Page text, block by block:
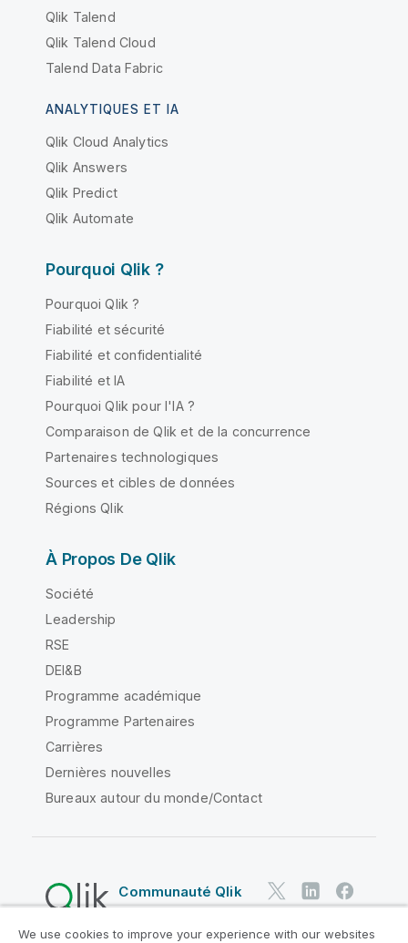
Qlik Talend
Qlik Talend Cloud
Talend Data Fabric
ANALYTIQUES ET IA
Qlik Cloud Analytics
Qlik Answers
Qlik Predict
Qlik Automate
Pourquoi Qlik ?
Pourquoi Qlik ?
Fiabilité et sécurité
Fiabilité et confidentialité
Fiabilité et IA
Pourquoi Qlik pour l'IA ?
Comparaison de Qlik et de la concurrence
Partenaires technologiques
Sources et cibles de données
Régions Qlik
À Propos De Qlik
Société
Leadership
RSE
DEI&B
Programme académique
Programme Partenaires
Carrières
Dernières nouvelles
Bureaux autour du monde/Contact
Communauté Qlik
Contrats juridiques
We use cookies to improve your experience with our websites